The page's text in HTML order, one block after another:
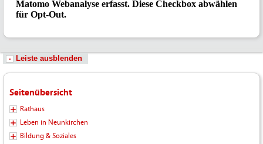
Leiste ausblenden
Seitenübersicht
Rathaus
Leben in Neunkirchen
Bildung & Soziales